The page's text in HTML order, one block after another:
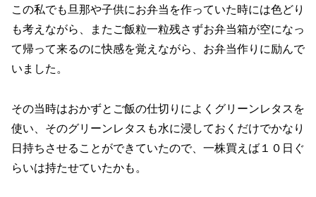
この私でも旦那や子供にお弁当を作っていた時には色どり
も考えながら、またご飯粒一粒残さずお弁当箱が空になっ
て帰って来るのに快感を覚えながら、お弁当作りに励んで
いました。
その当時はおかずとご飯の仕切りによくグリーンレタスを
使い、そのグリーンレタスも水に浸しておくだけでかなり
日持ちさせることができていたので、一株買えば１０日ぐ
らいは持たせていたかも。